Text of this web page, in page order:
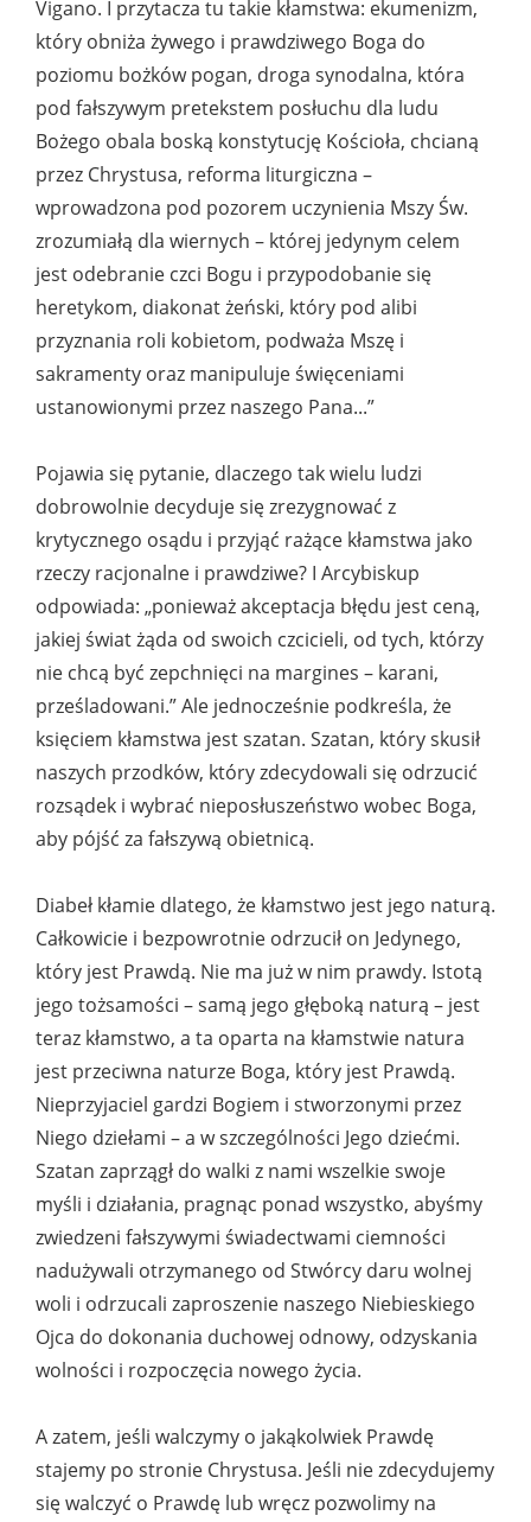
Vigano. I przytacza tu takie kłamstwa: ekumenizm,
który obniża żywego i prawdziwego Boga do
poziomu bożków pogan, droga synodalna, która
pod fałszywym pretekstem posłuchu dla ludu
Bożego obala boską konstytucję Kościoła, chcianą
przez Chrystusa, reforma liturgiczna –
wprowadzona pod pozorem uczynienia Mszy Św.
zrozumiałą dla wiernych – której jedynym celem
jest odebranie czci Bogu i przypodobanie się
heretykom, diakonat żeński, który pod alibi
przyznania roli kobietom, podważa Mszę i
sakramenty oraz manipuluje święceniami
ustanowionymi przez naszego Pana...”
Pojawia się pytanie, dlaczego tak wielu ludzi
dobrowolnie decyduje się zrezygnować z
krytycznego osądu i przyjąć rażące kłamstwa jako
rzeczy racjonalne i prawdziwe? I Arcybiskup
odpowiada: „ponieważ akceptacja błędu jest ceną,
jakiej świat żąda od swoich czcicieli, od tych, którzy
nie chcą być zepchnięci na margines – karani,
prześladowani.” Ale jednocześnie podkreśla, że
księciem kłamstwa jest szatan. Szatan, który skusił
naszych przodków, który zdecydowali się odrzucić
rozsądek i wybrać nieposłuszeństwo wobec Boga,
aby pójść za fałszywą obietnicą.
Diabeł kłamie dlatego, że kłamstwo jest jego naturą.
Całkowicie i bezpowrotnie odrzucił on Jedynego,
który jest Prawdą. Nie ma już w nim prawdy. Istotą
jego tożsamości – samą jego głęboką naturą – jest
teraz kłamstwo, a ta oparta na kłamstwie natura
jest przeciwna naturze Boga, który jest Prawdą.
Nieprzyjaciel gardzi Bogiem i stworzonymi przez
Niego dziełami – a w szczególności Jego dziećmi.
Szatan zaprzągł do walki z nami wszelkie swoje
myśli i działania, pragnąc ponad wszystko, abyśmy
zwiedzeni fałszywymi świadectwami ciemności
nadużywali otrzymanego od Stwórcy daru wolnej
woli i odrzucali zaproszenie naszego Niebieskiego
Ojca do dokonania duchowej odnowy, odzyskania
wolności i rozpoczęcia nowego życia.
A zatem, jeśli walczymy o jakąkolwiek Prawdę
stajemy po stronie Chrystusa. Jeśli nie zdecydujemy
się walczyć o Prawdę lub wręcz pozwolimy na